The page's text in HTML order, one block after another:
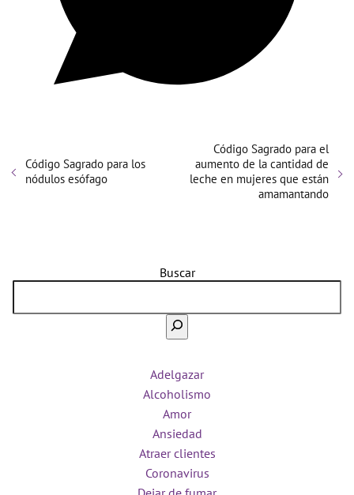
Código Sagrado para los
nódulos esófago
Código Sagrado para el
aumento de la cantidad de
leche en mujeres que están
amamantando
Buscar
Adelgazar
Alcoholismo
Amor
Ansiedad
Atraer clientes
Coronavirus